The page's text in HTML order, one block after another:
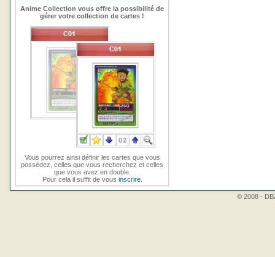
Anime Collection vous offre la possibilité de
gérer votre collection de cartes !
Vous pourrez ainsi définir les cartes que vous
possédez, celles que vous recherchez et celles
que vous avez en double.
Pour cela il suffit de vous inscrire.
© 2008 -